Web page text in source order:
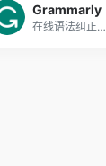
Grammarly
在线语法纠正与校对